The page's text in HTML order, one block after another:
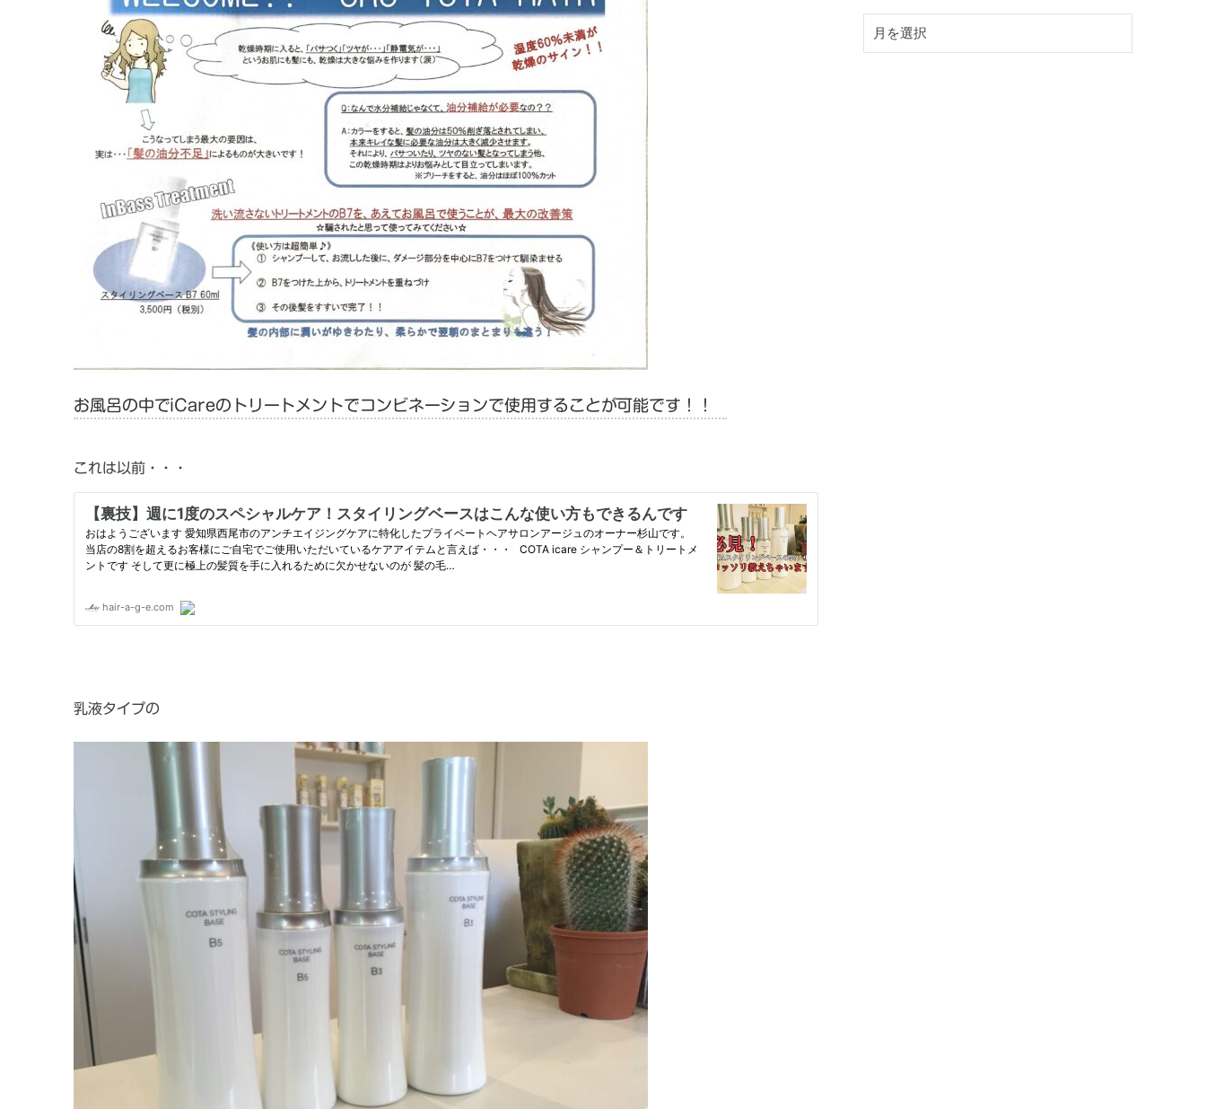
お風呂の中でiCareのトリートメントでコンビネーションで使用することが可能です！！
これは以前・・・
乳液タイプの